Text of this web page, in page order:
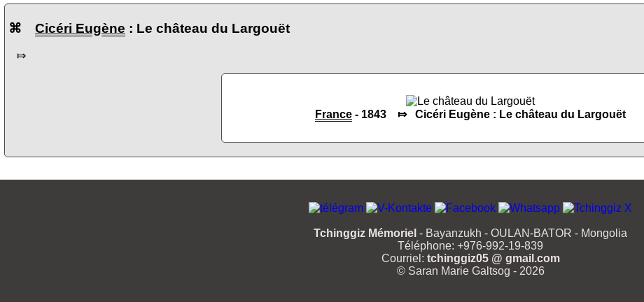
⌘ Cicéri Eugène : Le château du Largouët
⤇
France - 1843 ⤇ Cicéri Eugène : Le château du Largouët
Tchinggiz Mémoriel - Bayanzukh - OULAN-BATOR - Mongolia
Téléphone: +976-992-19-839
Courriel: tchinggiz05 @ gmail.com
© Saran Marie Galtsog - 2026